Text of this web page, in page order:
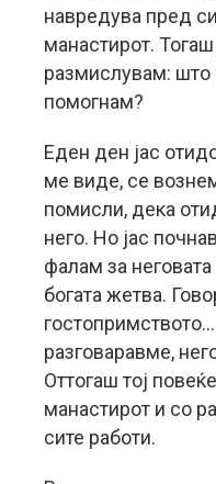
навредува пред
манастирот.
размислувам:
помогнам?
Еден ден јас
ме виде, се
помисли, дека
него. Но јас
фалам за неговата
богата жетва.
разговаравме,
Оттогаш тој
манастирот и со
сите работи.